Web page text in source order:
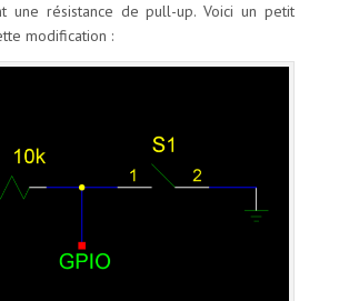
une résistance de pull-up. Voici un petit
modification :